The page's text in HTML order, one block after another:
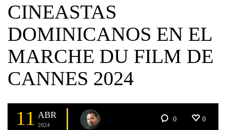
CINEASTAS
DOMINICANOS EN EL
MARCHE DU FILM DE
CANNES 2024
11 ABR
2024
0 0